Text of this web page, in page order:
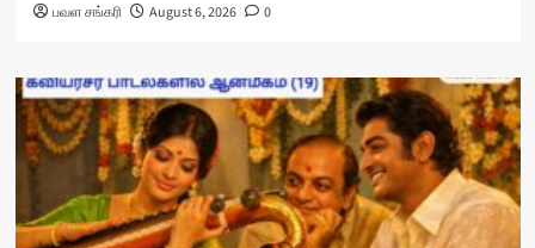
பவள சங்கரி August 6, 2026 0